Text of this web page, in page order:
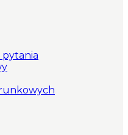
pytania